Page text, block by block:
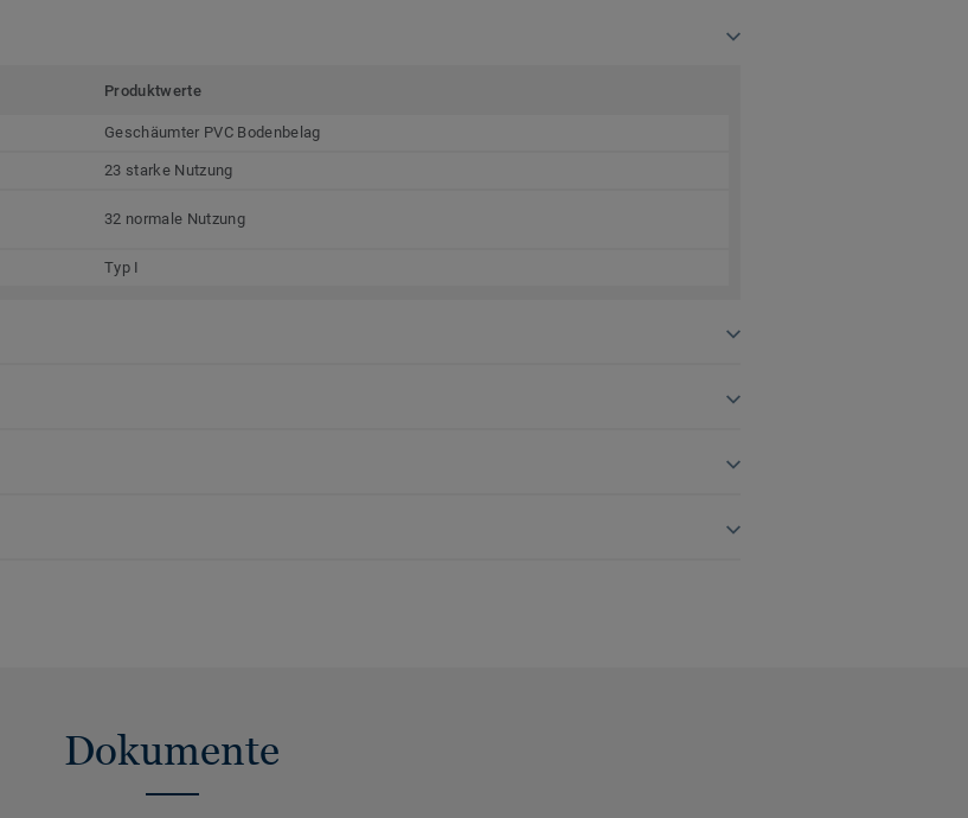
Produktwerte
Geschäumter PVC Bodenbelag
23 starke Nutzung
32 normale Nutzung
Typ I
Dokumente